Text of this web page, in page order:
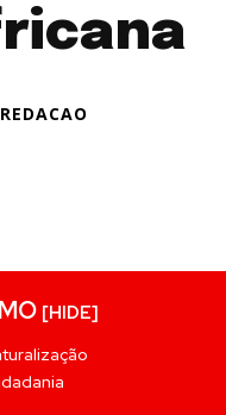
REDACAO
[HIDE]